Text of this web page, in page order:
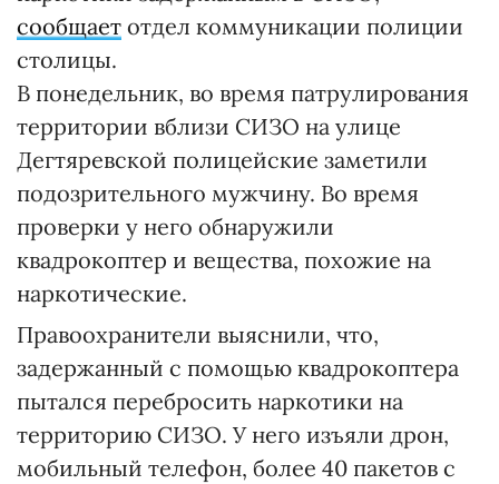
сообщает отдел коммуникации полиции
столицы.
В понедельник, во время патрулирования
территории вблизи СИЗО на улице
Дегтяревской полицейские заметили
подозрительного мужчину. Во время
проверки у него обнаружили
квадрокоптер и вещества, похожие на
наркотические.
Правоохранители выяснили, что,
задержанный с помощью квадрокоптера
пытался перебросить наркотики на
территорию СИЗО. У него изъяли дрон,
мобильный телефон, более 40 пакетов с